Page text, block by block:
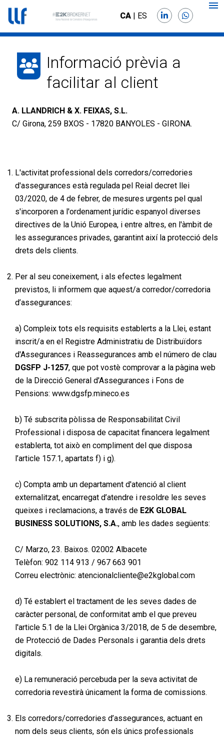
CA| ES
Informació prèvia a
facilitar al client
A. LLANDRICH & X. FEIXAS, S.L.
C/ Girona, 259 BXOS - 17820 BANYOLES - GIRONA.
L'activitat professional dels corredors/corredories
d'assegurances està regulada pel Reial decret llei
03/2020, de 4 de febrer, de mesures urgents pel qual
s'incorporen a l'ordenament jurídic espanyol diverses
directives de la Unió Europea, i entre altres, en l'àmbit de
les assegurances privades, garantint així la protecció dels
drets dels clients.
Per al seu coneixement, i als efectes legalment
previstos, li informem que aquest/a corredor/corredoria
d’assegurances:
a) Compleix tots els requisits establerts a la Llei, estant
inscrit/a en el Registre Administratiu de Distribuïdors
d'Assegurances i Reassegurances amb el número de clau
DGSFP J-1257, que pot vostè comprovar a la pàgina web
de la Direcció General d'Assegurances i Fons de
Pensions: www.dgsfp.mineco.es
b) Té subscrita pòlissa de Responsabilitat Civil
Professional i disposa de capacitat financera legalment
establerta, tot això en compliment del que disposa
l’article 157.1, apartats f) i g).
c) Compta amb un departament d'atenció al client
externalitzat, encarregat d’atendre i resoldre les seves
queixes i reclamacions, a través de E2K GLOBAL
BUSINESS SOLUTIONS, S.A., amb les dades següents:
C/ Marzo, 23. Baixos. 02002 Albacete
Telèfon: 902 114 913 / 967 663 901
Correu electrònic: atencionalcliente@e2kglobal.com
d) Té establert el tractament de les seves dades de
caràcter personal, de conformitat amb el que preveu
l'article 5.1 de la Llei Orgànica 3/2018, de 5 de desembre,
de Protecció de Dades Personals i garantia dels drets
digitals.
e) La remuneració percebuda per la seva activitat de
corredoria revestirà únicament la forma de comissions.
Els corredors/corredories d’assegurances, actuant en
nom dels seus clients, són els únics professionals